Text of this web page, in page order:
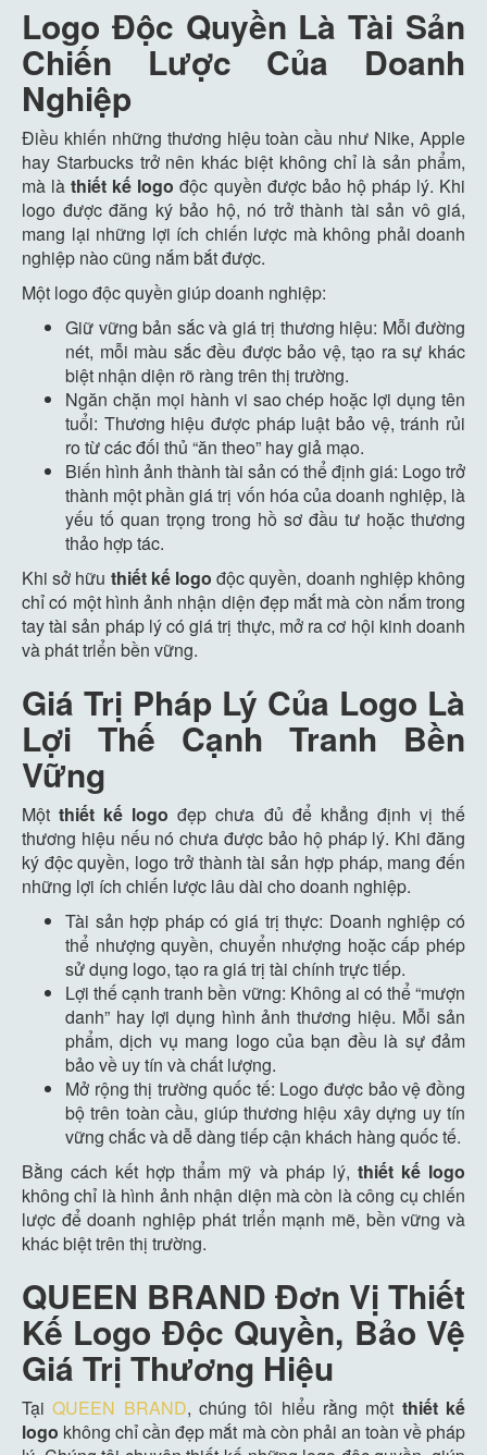
Logo Độc Quyền Là Tài Sản
Chiến Lược Của Doanh
Nghiệp
Điều khiến những thương hiệu toàn cầu như Nike, Apple
hay Starbucks trở nên khác biệt không chỉ là sản phẩm,
mà làthiết kế logo độc quyền được bảo hộ pháp lý. Khi
logo được đăng ký bảo hộ, nó trở thành tài sản vô giá,
mang lại những lợi ích chiến lược mà không phải doanh
nghiệp nào cũng nắm bắt được.
Một logo độc quyền giúp doanh nghiệp:
Giữ vững bản sắc và giá trị thương hiệu: Mỗi đường
nét, mỗi màu sắc đều được bảo vệ, tạo ra sự khác
biệt nhận diện rõ ràng trên thị trường.
Ngăn chặn mọi hành vi sao chép hoặc lợi dụng tên
tuổi: Thương hiệu được pháp luật bảo vệ, tránh rủi
ro từ các đối thủ “ăn theo” hay giả mạo.
Biến hình ảnh thành tài sản có thể định giá: Logo trở
thành một phần giá trị vốn hóa của doanh nghiệp, là
yếu tố quan trọng trong hồ sơ đầu tư hoặc thương
thảo hợp tác.
Khi sở hữu thiếtkế logo độc quyền, doanh nghiệp không
chỉ có một hình ảnh nhận diện đẹp mắt mà còn nắm trong
tay tài sản pháp lý có giá trị thực, mở ra cơ hội kinh doanh
và phát triển bền vững.
Giá Trị Pháp Lý Của Logo Là
Lợi Thế Cạnh Tranh Bền
Vững
Mộtthiết kế logo đẹp chưa đủ để khẳng định vị thế
thương hiệu nếu nó chưa được bảo hộ pháp lý. Khi đăng
ký độc quyền, logo trở thành tài sản hợp pháp, mang đến
những lợi ích chiến lược lâu dài cho doanh nghiệp.
Tài sản hợp pháp có giá trị thực: Doanh nghiệp có
thể nhượng quyền, chuyển nhượng hoặc cấp phép
sử dụng logo, tạo ra giá trị tài chính trực tiếp.
Lợi thế cạnh tranh bền vững: Không ai có thể “mượn
danh” hay lợi dụng hình ảnh thương hiệu. Mỗi sản
phẩm, dịch vụ mang logo của bạn đều là sự đảm
bảo về uy tín và chất lượng.
Mở rộng thị trường quốc tế: Logo được bảo vệ đồng
bộ trên toàn cầu, giúp thương hiệu xây dựng uy tín
vững chắc và dễ dàng tiếp cận khách hàng quốc tế.
Bằng cách kết hợp thẩm mỹ và pháp lý, thiếtkế logo
không chỉ là hình ảnh nhận diện mà còn là công cụ chiến
lược để doanh nghiệp phát triển mạnh mẽ, bền vững và
khác biệt trên thị trường.
QUEEN BRAND Đơn Vị Thiết
Kế Logo Độc Quyền, Bảo Vệ
Giá Trị Thương Hiệu
TạiQUEEN BRAND, chúng tôi hiểu rằng một thiếtkế
logo không chỉ cần đẹp mắt mà còn phải an toàn về pháp